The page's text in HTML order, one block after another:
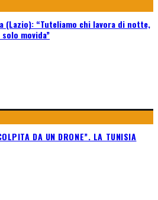
(Lazio): “Tuteliamo chi lavora di notte,
movida”
DA UN DRONE”. LA TUNISIA